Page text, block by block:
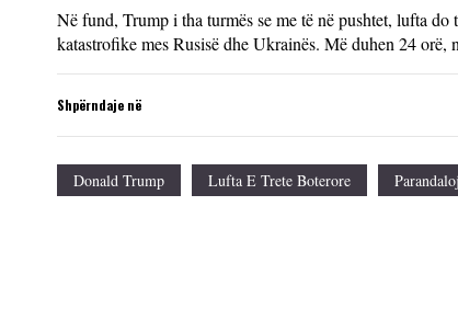
Në fund, Trump i tha turmës se me të në pushtet, lufta
katastrofike mes Rusisë dhe Ukrainës. Më duhen 24 orë,
Shpërndaje në
Donald Trump Lufta E Trete Boterore Parandaloj